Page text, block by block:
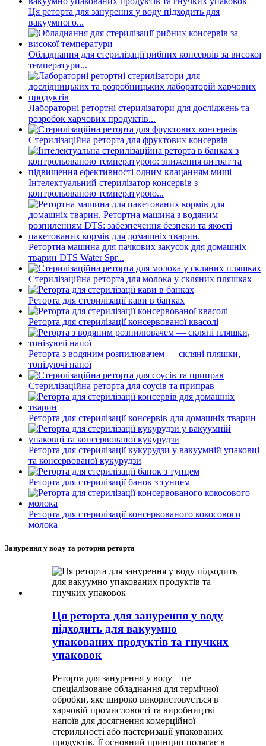
Ця реторта для занурення у воду підходить для
вакуумного...
Обладнання для стерилізації рибних консервів за високої
температури...
Лабораторні ретортні стерилізатори для досліджень та
розробок харчових продуктів...
Стерилізаційна реторта для фруктових консервів
Інтелектуальний стерилізатор консервів з
контрольованою температурою...
Ретортна машина для пачкових закусок для домашніх
тварин DTS Water Spr...
Стерилізаційна реторта для молока у скляних пляшках
Реторта для стерилізації кави в банках
Реторта для стерилізації консервованої квасолі
Реторта з водяним розпилювачем — скляні пляшки,
тонізуючі напої
Стерилізаційна реторта для соусів та приправ
Реторта для стерилізації консервів для домашніх тварин
Реторта для стерилізації кукурудзи у вакуумній упаковці
та консервованої кукурудзи
Реторта для стерилізації банок з тунцем
Реторта для стерилізації консервованого кокосового
молока
Занурення у воду та роторна реторта
Ця реторта для занурення у воду
підходить для вакуумно
упакованих продуктів та гнучких
упаковок
Реторта для занурення у воду – це
спеціалізоване обладнання для термічної
обробки, яке широко використовується в
харчовій промисловості та виробництві
напоїв для досягнення комерційної
стерильності або пастеризації упакованих
продуктів. Її основний принцип полягає в